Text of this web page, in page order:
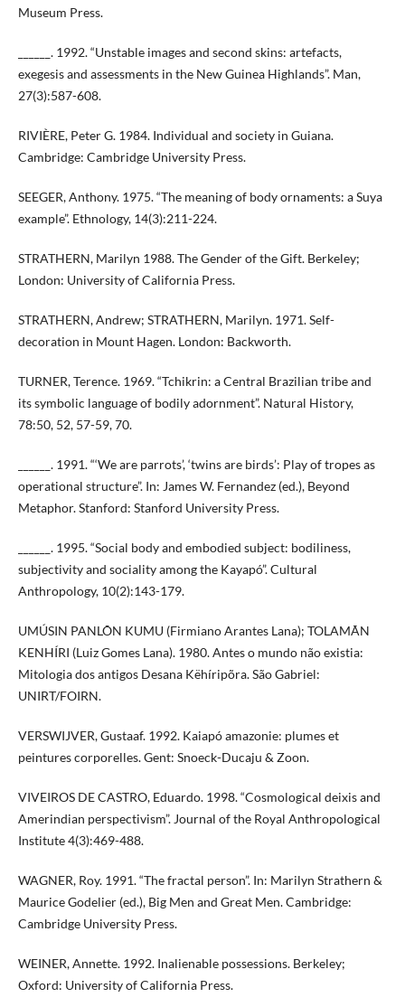
Museum Press.
______. 1992. “Unstable images and second skins: artefacts,
exegesis and assessments in the New Guinea Highlands”. Man,
27(3):587-608.
RIVIÈRE, Peter G. 1984. Individual and society in Guiana.
Cambridge: Cambridge University Press.
SEEGER, Anthony. 1975. “The meaning of body ornaments: a Suya
example”. Ethnology, 14(3):211-224.
STRATHERN, Marilyn 1988. The Gender of the Gift. Berkeley;
London: University of California Press.
STRATHERN, Andrew; STRATHERN, Marilyn. 1971. Self-
decoration in Mount Hagen. London: Backworth.
TURNER, Terence. 1969. “Tchikrin: a Central Brazilian tribe and
its symbolic language of bodily adornment”. Natural History,
78:50, 52, 57-59, 70.
______. 1991. “‘We are parrots’, ‘twins are birds’: Play of tropes as
operational structure”. In: James W. Fernandez (ed.), Beyond
Metaphor. Stanford: Stanford University Press.
______. 1995. “Social body and embodied subject: bodiliness,
subjectivity and sociality among the Kayapó”. Cultural
Anthropology, 10(2):143-179.
UMÚSIN PANLÕN KUMU (Firmiano Arantes Lana); TOLAMÃN
KENHÍRI (Luiz Gomes Lana). 1980. Antes o mundo não existia:
Mitologia dos antigos Desana Këhíripõra. São Gabriel:
UNIRT/FOIRN.
VERSWIJVER, Gustaaf. 1992. Kaiapó amazonie: plumes et
peintures corporelles. Gent: Snoeck-Ducaju & Zoon.
VIVEIROS DE CASTRO, Eduardo. 1998. “Cosmological deixis and
Amerindian perspectivism”. Journal of the Royal Anthropological
Institute 4(3):469-488.
WAGNER, Roy. 1991. “The fractal person”. In: Marilyn Strathern &
Maurice Godelier (ed.), Big Men and Great Men. Cambridge:
Cambridge University Press.
WEINER, Annette. 1992. Inalienable possessions. Berkeley;
Oxford: University of California Press.